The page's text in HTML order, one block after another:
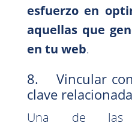
esfuerzo en
aquellas que
en tu web.
8. Vincular
clave
Una de las